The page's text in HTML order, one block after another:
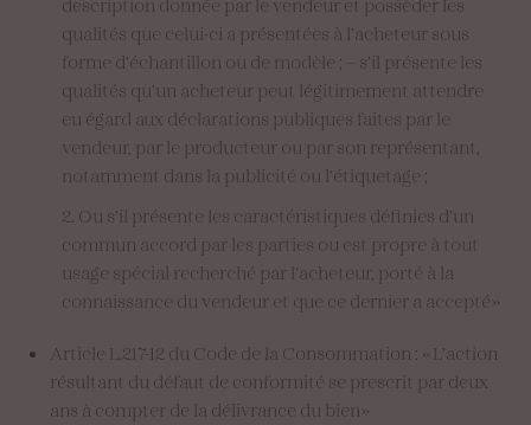
qualités que celui-ci a présentées à l’acheteur sous
forme d’échantillon ou de modèle ; – s’il présente les
qualités qu’un acheteur peut légitimement attendre
eu égard aux déclarations publiques faites par le
vendeur, par le producteur ou par son représentant,
notamment dans la publicité ou l’étiquetage ;
Ou s’il présente les caractéristiques définies d’un
commun accord par les parties ou est propre à tout
usage spécial recherché par l’acheteur, porté à la
connaissance du vendeur et que ce dernier a accepté»
Article L.217-12 du Code de la Consommation : «L’action
résultant du défaut de conformité se prescrit par deux
ans à compter de la délivrance du bien»